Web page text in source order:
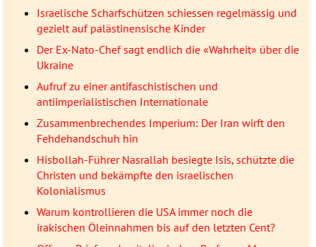
Israelische Scharfschützen schiessen regelmässig und
gezielt auf palästinensische Kinder
Der Ex-Nato-Chef sagt endlich die «Wahrheit» über die
Ukraine
Aufruf zu einer antifaschistischen und
antiimperialistischen Internationale
Zusammenbrechendes Imperium: Der Iran wirft den
Fehdehandschuh hin
Hisbollah-Führer Nasrallah besiegte Isis, schützte die
Christen und bekämpfte den israelischen
Kolonialismus
Warum kontrollieren die USA immer noch die
irakischen Öleinnahmen bis auf den letzten Cent?